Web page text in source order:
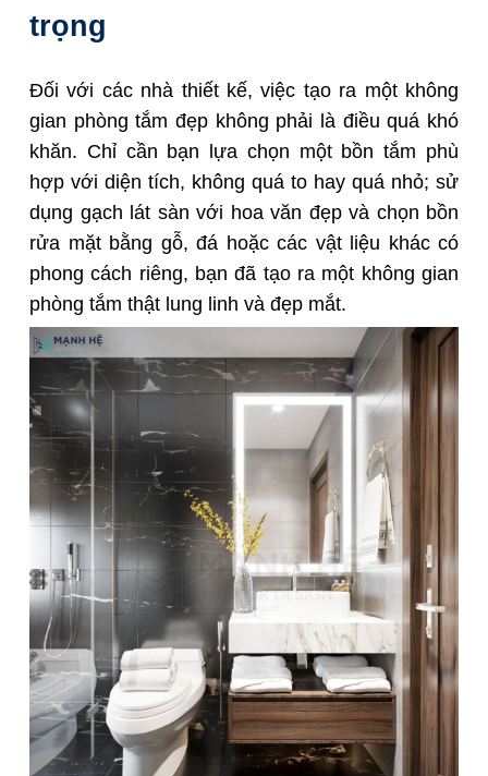
trọng
Đối với các nhà thiết kế, việc tạo ra một không
gian phòng tắm đẹp không phải là điều quá khó
khăn. Chỉ cần bạn lựa chọn một bồn tắm phù
hợp với diện tích, không quá to hay quá nhỏ; sử
dụng gạch lát sàn với hoa văn đẹp và chọn bồn
rửa mặt bằng gỗ, đá hoặc các vật liệu khác có
phong cách riêng, bạn đã tạo ra một không gian
phòng tắm thật lung linh và đẹp mắt.